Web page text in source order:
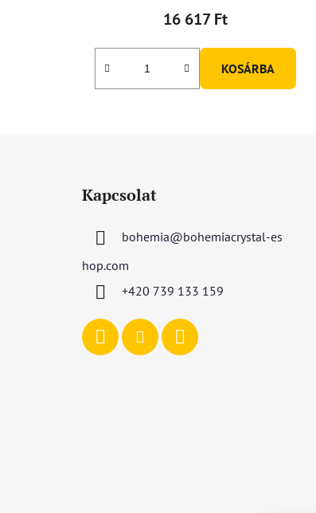
átlagos
5-
16 617 Ft
KOSÁRBA
Kapcsolat
bohemia@bohemiacrystal-es
hop.com
+420 739 133 159